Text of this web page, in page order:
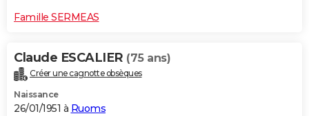
Famille SERMEAS
Claude ESCALIER (75 ans)
Créer une cagnotte obsèques
Naissance
26/01/1951 à Ruoms